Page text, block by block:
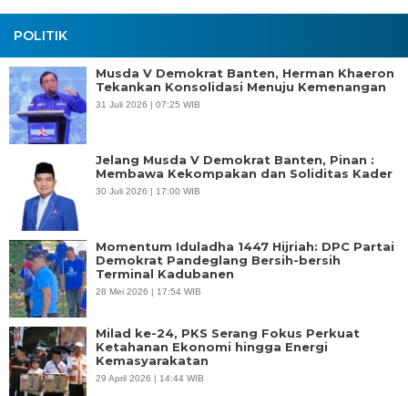
POLITIK
Musda V Demokrat Banten, Herman Khaeron
Tekankan Konsolidasi Menuju Kemenangan
31 Juli 2026 | 07:25 WIB
Jelang Musda V Demokrat Banten, Pinan :
Membawa Kekompakan dan Soliditas Kader
30 Juli 2026 | 17:00 WIB
Momentum Iduladha 1447 Hijriah: DPC Partai
Demokrat Pandeglang Bersih-bersih
Terminal Kadubanen
28 Mei 2026 | 17:54 WIB
Milad ke-24, PKS Serang Fokus Perkuat
Ketahanan Ekonomi hingga Energi
Kemasyarakatan
29 April 2026 | 14:44 WIB